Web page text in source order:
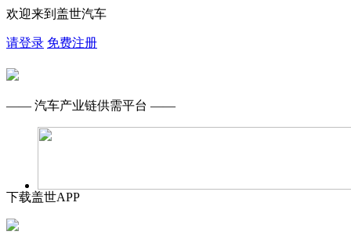
欢迎来到盖世汽车
请登录 免费注册
—— 汽车产业链供需平台 ——
下载盖世APP